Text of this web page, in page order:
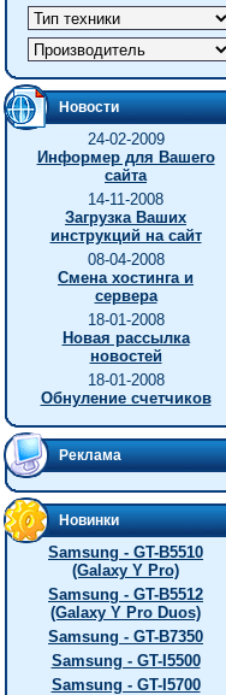
Новости
24-02-2009
Информер для Вашего
сайта
14-11-2008
Загрузка Ваших
инструкций на сайт
08-04-2008
Смена хостинга и
сервера
18-01-2008
Новая рассылка
новостей
18-01-2008
Обнуление счетчиков
Реклама
Новинки
Samsung - GT-B5510
(Galaxy Y Pro)
Samsung - GT-B5512
(Galaxy Y Pro Duos)
Samsung - GT-B7350
Samsung - GT-I5500
Samsung - GT-I5700